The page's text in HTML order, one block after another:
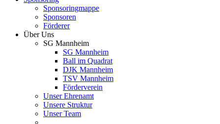
Sponsoringmappe
Sponsoren
Förderer
Über Uns
SG Mannheim
SG Mannheim
Ball im Quadrat
DJK Mannheim
TSV Mannheim
Förderverein
Unser Ehrenamt
Unsere Struktur
Unser Team